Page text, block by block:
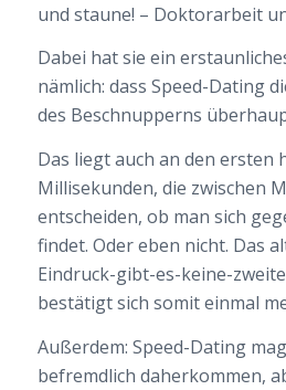
und staune! – Doktorarbeit
Dabei hat sie ein
nämlich: dass Speed-Dating
des Beschnupperns
Das liegt auch an den ersten
Millisekunden, die zwischen
entscheiden, ob man sich
findet. Oder eben nicht. Das
Eindruck-gibt-es-keine-
bestätigt sich somit einmal
Außerdem: Speed-Dating
befremdlich daherkommen,